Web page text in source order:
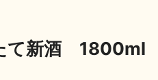
て新酒 1800ml